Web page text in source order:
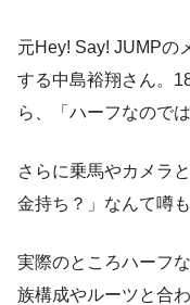
元Hey! Say! JUMPの
する中島裕翔さん。
ら、「ハーフなので
さらに乗馬やカメラ
金持ち？」なんて噂
実際のところハーフ
族構成やルーツと合